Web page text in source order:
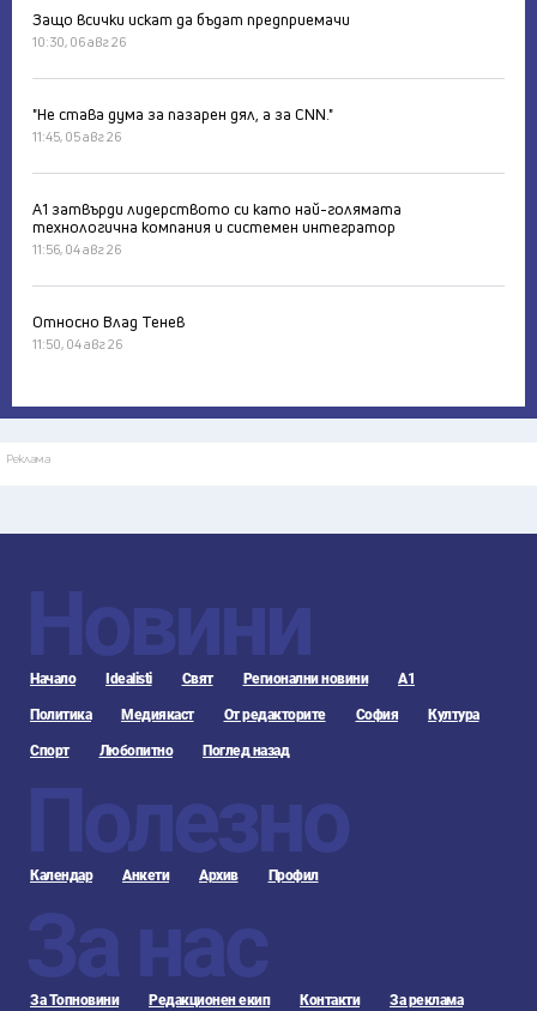
Защо всички искат да бъдат предприемачи
10:30, 06 авг 26
"Не става дума за пазарен дял, а за CNN."
11:45, 05 авг 26
А1 затвърди лидерството си като най-голямата
технологична компания и системен интегратор
11:56, 04 авг 26
Относно Влад Тенев
11:50, 04 авг 26
Реклама
Новини
Начало Idealisti Свят Регионални новини А1
Политика Медиякаст От редакторите София Култура
Спорт Любопитно Поглед назад
Полезно
Календар Анкети Архив Профил
За нас
За Топновини Редакционен екип Контакти За реклама